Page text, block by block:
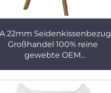
22mm Seidenkissenbezug
Großhandel 100% reine
gewebte OEM
Kissenbezüge mit